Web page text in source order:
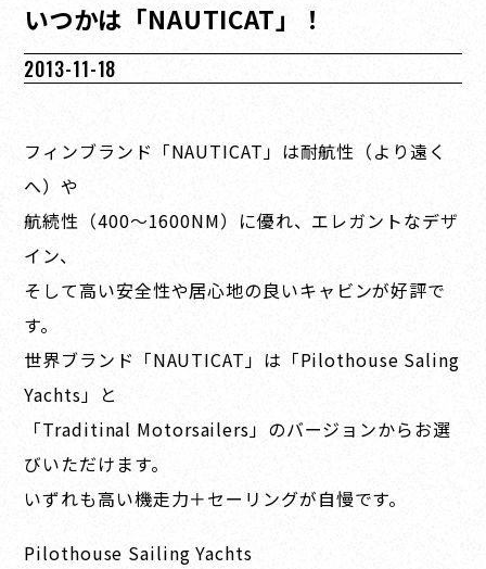
いつかは「NAUTICAT」！
2013-11-18
フィンブランド「NAUTICAT」は耐航性（より遠く
へ）や
航続性（400～1600NM）に優れ、 エレガントなデザ
イン、
そして高い安全性や居心地の良いキャビンが好評で
す。
世界ブランド「NAUTICAT」は「Pilothouse Saling
Yachts」と
「Traditinal Motorsailers」のバージョンからお選
びいただけます。
いずれも高い機走力＋セーリングが自慢です。
Pilothouse Sailing Yachts